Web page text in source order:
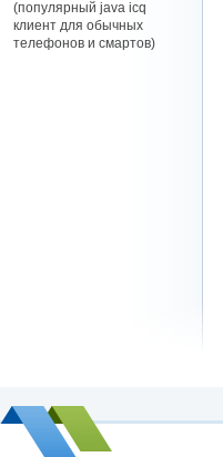
(популярный java icq
клиент для обычных
телефонов и смартов)